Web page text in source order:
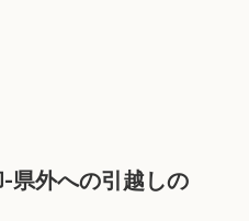
県外への引越しの